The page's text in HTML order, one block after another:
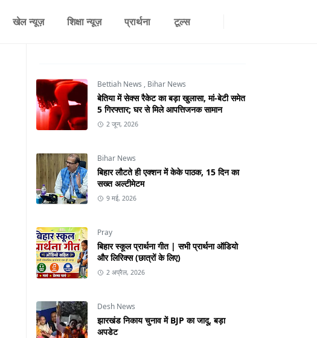
खेल न्यूज़ शिक्षा न्यूज़ प्रार्थना टूल्स
Bettiah News , Bihar News
बेतिया में सेक्स रैकेट का बड़ा खुलासा, मां-बेटी समेत
5 गिरफ्तार; घर से मिले आपत्तिजनक सामान
2 जून, 2026
Bihar News
बिहार लौटते ही एक्शन में केके पाठक, 15 दिन का
सख्त अल्टीमेटम
9 मई, 2026
Pray
बिहार स्कूल प्रार्थना गीत | सभी प्रार्थना ऑडियो
और लिरिक्स (छात्रों के लिए)
2 अप्रैल, 2026
Desh News
झारखंड निकाय चुनाव में BJP का जादू, बड़ा
अपडेट